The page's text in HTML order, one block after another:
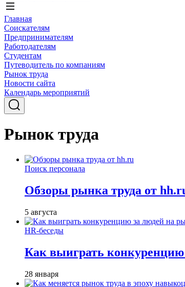
Главная
Соискателям
Предпринимателям
Работодателям
Студентам
Путеводитель по компаниям
Рынок труда
Новости сайта
Календарь мероприятий
Рынок труда
Поиск персонала
Обзоры рынка труда от
5 августа
HR-беседы
Как выиграть
28 января